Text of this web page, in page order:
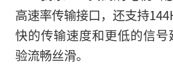
高速率传输接口，还支持
快的传输速度和更低的信
验流畅丝滑。